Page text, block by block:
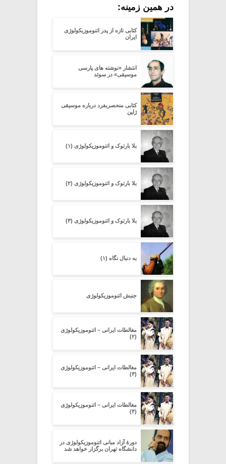
در همین زمینه:
کتابی تازه از پدر اتنوموزیکولوژی
ایران
انتشار «نوشته های پارسی
موسیقی» در سوئد
کتابی منحصربفرد درباره موسیقی
ژاپن
بلا بارتوک و اتنوموزیکولوژی (۱)
بلا بارتوک و اتنوموزیکولوژی (۲)
بلا بارتوک و اتنوموزیکولوژی (۳)
به دنبال نگاه (۱)
جنبش اتنوموزیکولوژی
مغالطات ایرانی – اتنوموزیکولوژی
(۲)
مغالطات ایرانی – اتنوموزیکولوژی
(۳)
مغالطات ایرانی – اتنوموزیکولوژی
(۴)
دورۀ آزاد مبانی اتنوموزیکولوژی در
دانشگاه تهران برگزار خواهد شد